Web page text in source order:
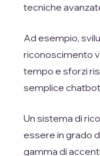
tecniche
Ad esempio,
riconoscimento
tempo e sforzi
semplice
Un sistema di
essere in grado
gamma di